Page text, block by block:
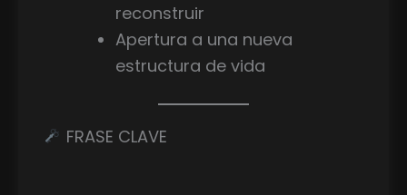
reconstruir
Apertura a una nueva
estructura de vida
FRASE CLAVE